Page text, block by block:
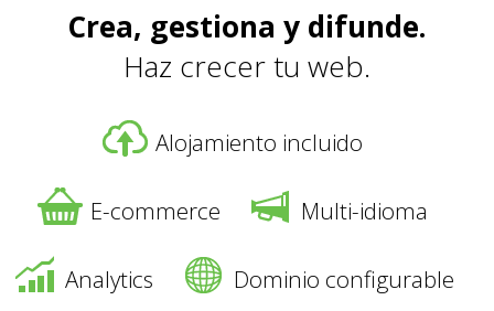
Crea, gestiona y difunde.
Haz crecer tu web.
Alojamiento incluido
E-commerce Multi-idioma
Analytics Dominio configurable